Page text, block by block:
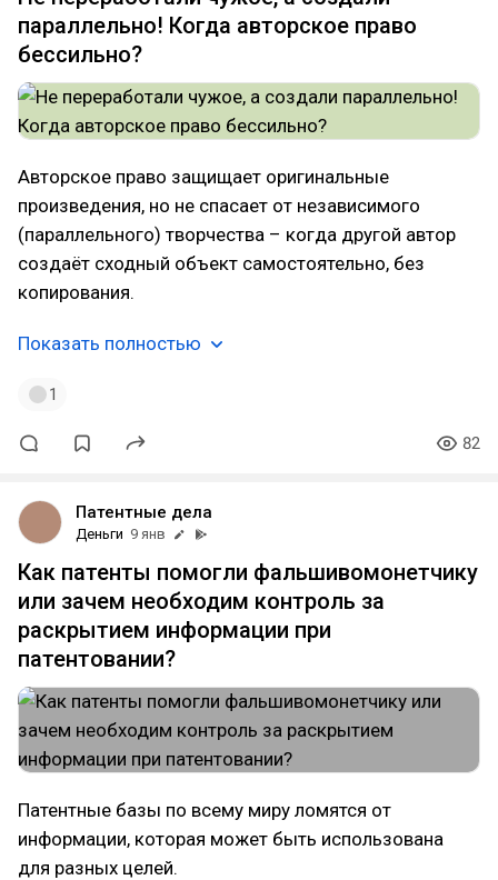
параллельно! Когда авторское право
бессильно?
Авторское право защищает оригинальные
произведения, но не спасает от независимого
(параллельного) творчества – когда другой автор
создаёт сходный объект самостоятельно, без
копирования.
Показать полностью
1
82
Патентные дела
Деньги 9 янв
Как патенты помогли фальшивомонетчику
или зачем необходим контроль за
раскрытием информации при
патентовании?
Патентные базы по всему миру ломятся от
информации, которая может быть использована
для разных целей.